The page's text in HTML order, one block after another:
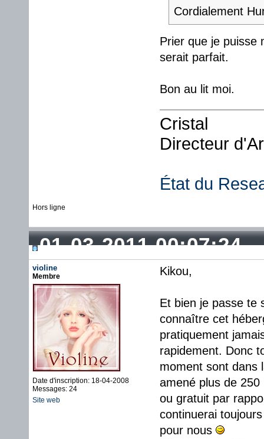
Cordialement
Prier que je puisse
serait parfait.
Bon au lit moi.
Cristal
Directeur
État du
Hors ligne
01-03-2011 00:07:24
violine
Membre
Date d'inscription: 18-04-2008
Messages: 24
Site web
Kikou,
Et bien je passe te
connaître cet
pratiquement
rapidement. Donc
moment sont dans
amené plus de
ou gratuit par
continuerai
pour nous